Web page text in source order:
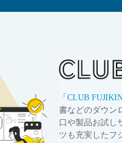
「 CLUB
書などのダウン
口や製品お試し
ツも充実したフ